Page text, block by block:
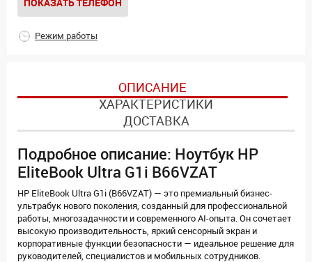
ПОКАЗАТЬ ТЕЛЕФОН
Режим работы
ОПИСАНИЕ
ХАРАКТЕРИСТИКИ
ДОСТАВКА
Подробное описание: Ноутбук HP
EliteBook Ultra G1i B66VZAT
HP EliteBook Ultra G1i (B66VZAT) — это премиальный бизнес-
ультрабук нового поколения, созданный для профессиональной
работы, многозадачности и современного AI-опыта. Он сочетает
высокую производительность, яркий сенсорный экран и
корпоративные функции безопасности — идеальное решение для
руководителей, специалистов и мобильных сотрудников.